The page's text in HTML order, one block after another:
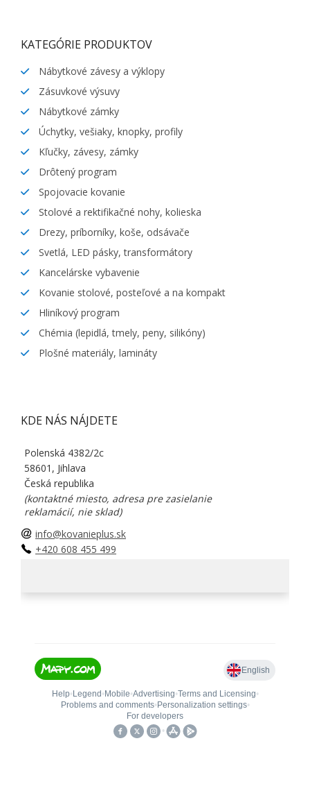
KATEGÓRIE PRODUKTOV
Nábytkové závesy a výklopy
Zásuvkové výsuvy
Nábytkové zámky
Úchytky, vešiaky, knopky, profily
Kľučky, závesy, zámky
Drôtený program
Spojovacie kovanie
Stolové a rektifikačné nohy, kolieska
Drezy, príborníky, koše, odsávače
Svetlá, LED pásky, transformátory
Kancelárske vybavenie
Kovanie stolové, posteľové a na kompakt
Hliníkový program
Chémia (lepidlá, tmely, peny, silikóny)
Plošné materiály, lamináty
KDE NÁS NÁJDETE
Polenská 4382/2c
58601, Jihlava
Česká republika
(kontaktné miesto, adresa pre zasielanie
reklamácií, nie sklad)
info@kovanieplus.sk
+420 608 455 499